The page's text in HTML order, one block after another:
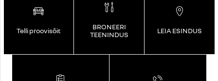
Telli proovisõit
BRONEERI
TEENINDUS
LEIA ESINDUS